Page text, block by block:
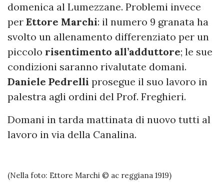
domenica al Lumezzane. Problemi invece
per Ettore Marchi: il numero 9 granata ha
svolto un allenamento differenziato per un
piccolo risentimento all’adduttore; le sue
condizioni saranno rivalutate domani.
Daniele Pedrelli prosegue il suo lavoro in
palestra agli ordini del Prof. Freghieri.
Domani in tarda mattinata di nuovo tutti al
lavoro in via della Canalina.
(Nella foto: Ettore Marchi © ac reggiana 1919)